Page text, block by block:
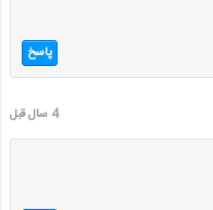
پاسخ
4 سال قبل